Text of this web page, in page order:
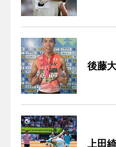
後藤
上田